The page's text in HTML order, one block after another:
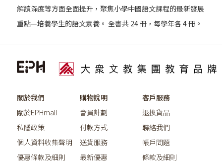
解讀深度等方面全面提升，聚焦小學中國語文課程的最新發展
重點—培養學生的語文素養。 全書共 24 冊，每學年各 4 冊。
關於我們
關於EPHmall
私隱政策
個人資料收集聲明
優惠條款及細則
購物說明
會員計劃
付款方式
送貨服務
最新優惠
客戶服務
退換貨品
聯絡我們
帳戶問題
條款及細則